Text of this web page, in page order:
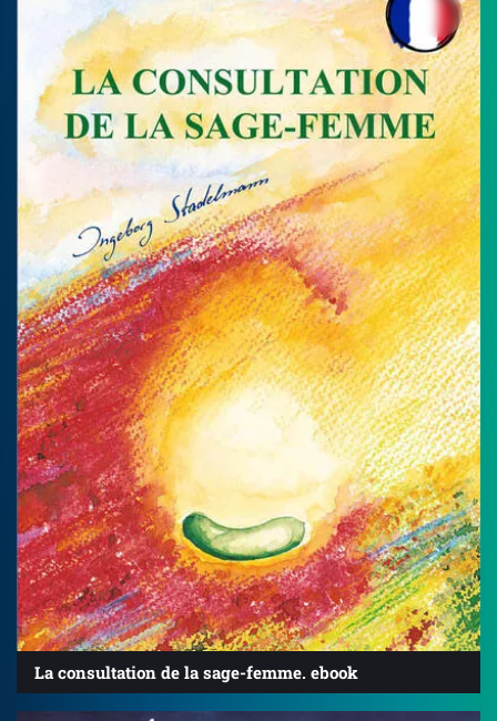
La consultation de la sage-femme. ebook